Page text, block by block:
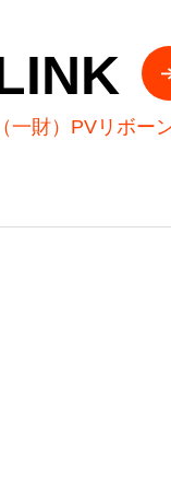
（一財）PVリボー